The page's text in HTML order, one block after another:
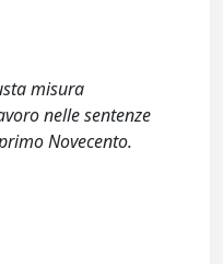
misura
nelle sentenze
Novecento.